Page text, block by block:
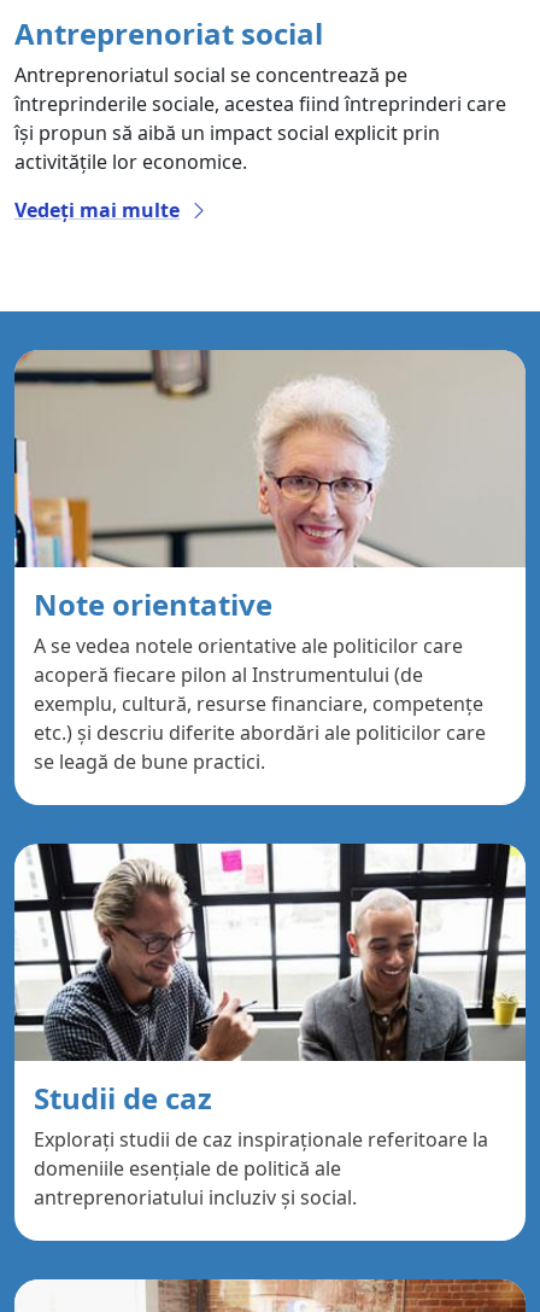
Antreprenoriat social
Antreprenoriatul social se concentrează pe
întreprinderile sociale, acestea fiind întreprinderi care
își propun să aibă un impact social explicit prin
activitățile lor economice.
Vedeți mai multe
Note orientative
A se vedea notele orientative ale politicilor care
acoperă fiecare pilon al Instrumentului (de
exemplu, cultură, resurse financiare, competențe
etc.) și descriu diferite abordări ale politicilor care
se leagă de bune practici.
Studii de caz
Explorați studii de caz inspiraționale referitoare la
domeniile esențiale de politică ale
antreprenoriatului incluziv și social.